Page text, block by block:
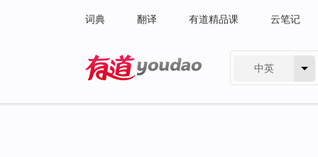
词典 翻译 有道精品课 云笔记
中英